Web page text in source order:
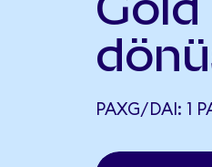
PAXG/DAI: 1